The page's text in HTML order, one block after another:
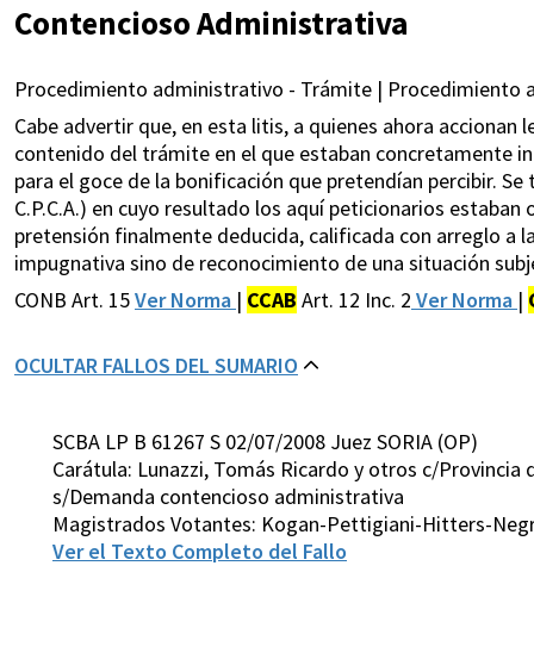
Contencioso Administrativa
Procedimiento administrativo - Trámite | Procedimiento
Cabe advertir que, en esta litis, a quienes ahora
contenido del trámite en el que estaban concretamente
para el goce de la bonificación que pretendían percibir.
C.P.C.A.) en cuyo resultado los aquí peticionarios
pretensión finalmente deducida, calificada con arreglo a
impugnativa sino de reconocimiento de una situación
CONB Art. 15Ver Norma | CCAB Art. 12 Inc. 2 Ver Norma |
OCULTAR FALLOS DEL SUMARIO
SCBA LP B 61267 S 02/07/2008 Juez SORIA (OP)
Carátula: Lunazzi, Tomás Ricardo y otros c/Provincia
s/Demanda contencioso administrativa
Magistrados Votantes: Kogan-Pettigiani-Hitters-
Ver el Texto Completo del Fallo